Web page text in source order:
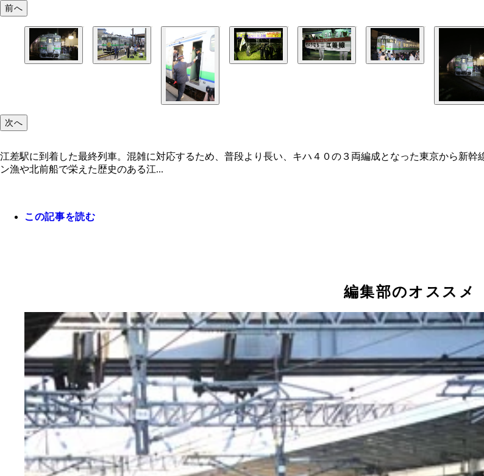
江差駅に到着した最終列車。混雑に対応するため、普段より長い、キハ４０の３両編成となった
この日に限って、車両の先頭と最後尾にはオリジナルのヘッドマークが装着された
渡島鶴岡ではライトアップされた看板の前で大漁旗が振られた
上りと下りの最終列車がすれ違う木古内。わずかな時間だが、大いに盛り上がった
江差駅に到着し、回送電車として乗客を乗せない本当の最終列車となった
列車のいなくなったホーム。今までの労をねぎらうように地元住民から胴上げをされる駅長の下里氏
前の日の騒ぎがウソのよう。静かになったホームでは早くも工事用の足場が
列車を待つ間にはさまざまなイベントが。JR北海道の社長や江差町長が参加した餅まきは大盛況！
列車が着くと、鉄ヲタは一斉にきっぷ販売窓口へ。あっという間に大行列ができてしまい、きっぷ
最終列車到着直後の江差駅。乗客と住民、全員興奮気味でテンションが高い。まさにお祭り気分だ
前へ
次へ
江差駅に到着した最終列車。混雑に対応するため、普段より長い、キハ４０の３両編成となった東京から新
ン漁や北前船で栄えた歴史のある江...
この記事を読む
編集部のオススメ